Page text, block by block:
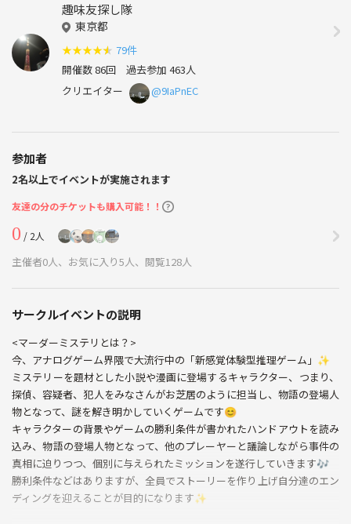
趣味友探し隊
東京都
★★★★★ 79件
開催数 86回 過去参加 463人
クリエイター
@9IaPnEC
参加者
2名以上でイベントが実施されます
友達の分のチケットも購入可能！！
0 / 2人
主催者0人、お気に入り5人、閲覧128人
サークルイベントの説明
<マーダーミステリとは？>
今、アナログゲーム界隈で大流行中の「新感覚体験型推理ゲーム」✨
ミステリーを題材とした小説や漫画に登場するキャラクター、つまり、
探偵、容疑者、犯人をみなさんがお芝居のように担当し、物語の登場人
物となって、謎を解き明かしていくゲームです😊
キャラクターの背景やゲームの勝利条件が書かれたハンドアウトを読み
込み、物語の登場人物となって、他のプレーヤーと議論しながら事件の
真相に迫りつつ、個別に与えられたミッションを遂行していきます🎶
勝利条件などはありますが、全員でストーリーを作り上げ自分達のエン
ディングを迎えることが目的になります✨